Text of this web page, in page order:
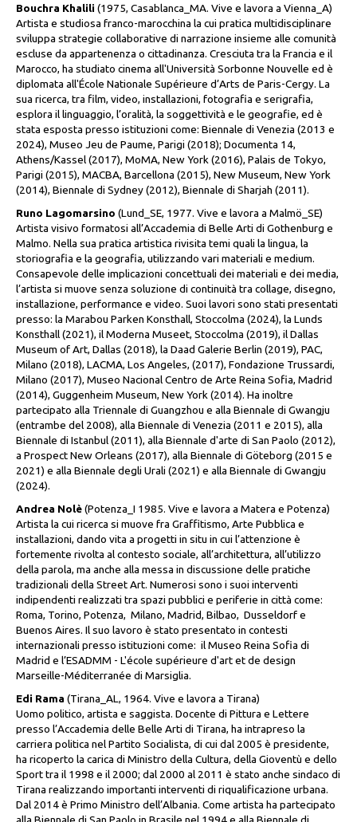
Bouchra Khalili (1975, Casablanca_MA. Vive e lavora a Vienna_A)
Artista e studiosa franco-marocchina la cui pratica multidisciplinare
sviluppa strategie collaborative di narrazione insieme alle comunità
escluse da appartenenza o cittadinanza. Cresciuta tra la Francia e il
Marocco, ha studiato cinema all'Università Sorbonne Nouvelle ed è
diplomata all'École Nationale Supérieure d’Arts de Paris-Cergy. La
sua ricerca, tra film, video, installazioni, fotografia e serigrafia,
esplora il linguaggio, l’oralità, la soggettività e le geografie, ed è
stata esposta presso istituzioni come: Biennale di Venezia (2013 e
2024), Museo Jeu de Paume, Parigi (2018); Documenta 14,
Athens/Kassel (2017), MoMA, New York (2016), Palais de Tokyo,
Parigi (2015), MACBA, Barcellona (2015), New Museum, New York
(2014), Biennale di Sydney (2012), Biennale di Sharjah (2011).
Runo Lagomarsino (Lund_SE, 1977. Vive e lavora a Malmö_SE)
Artista visivo formatosi all’Accademia di Belle Arti di Gothenburg e
Malmo. Nella sua pratica artistica rivisita temi quali la lingua, la
storiografia e la geografia, utilizzando vari materiali e medium.
Consapevole delle implicazioni concettuali dei materiali e dei media,
l’artista si muove senza soluzione di continuità tra collage, disegno,
installazione, performance e video. Suoi lavori sono stati presentati
presso: la Marabou Parken Konsthall, Stoccolma (2024), la Lunds
Konsthall (2021), il Moderna Museet, Stoccolma (2019), il Dallas
Museum of Art, Dallas (2018), la Daad Galerie Berlin (2019), PAC,
Milano (2018), LACMA, Los Angeles, (2017), Fondazione Trussardi,
Milano (2017), Museo Nacional Centro de Arte Reina Sofia, Madrid
(2014), Guggenheim Museum, New York (2014). Ha inoltre
partecipato alla Triennale di Guangzhou e alla Biennale di Gwangju
(entrambe del 2008), alla Biennale di Venezia (2011 e 2015), alla
Biennale di Istanbul (2011), alla Biennale d'arte di San Paolo (2012),
a Prospect New Orleans (2017), alla Biennale di Göteborg (2015 e
2021) e alla Biennale degli Urali (2021) e alla Biennale di Gwangju
(2024).
Andrea Nolè(Potenza_I 1985. Vive e lavora a Matera e Potenza)
Artista la cui ricerca si muove fra Graffitismo, Arte Pubblica e
installazioni, dando vita a progetti in situ in cui l’attenzione è
fortemente rivolta al contesto sociale, all’architettura, all’utilizzo
della parola, ma anche alla messa in discussione delle pratiche
tradizionali della Street Art. Numerosi sono i suoi interventi
indipendenti realizzati tra spazi pubblici e periferie in città come:
Roma, Torino, Potenza, Milano, Madrid, Bilbao, Dusseldorf e
Buenos Aires. Il suo lavoro è stato presentato in contesti
internazionali presso istituzioni come: il Museo Reina Sofia di
Madrid e l’ESADMM - L'école supérieure d'art et de design
Marseille-Méditerranée di Marsiglia.
Edi Rama (Tirana_AL, 1964. Vive e lavora a Tirana)
Uomo politico, artista e saggista. Docente di Pittura e Lettere
presso l’Accademia delle Belle Arti di Tirana, ha intrapreso la
carriera politica nel Partito Socialista, di cui dal 2005 è presidente,
ha ricoperto la carica di Ministro della Cultura, della Gioventù e dello
Sport tra il 1998 e il 2000; dal 2000 al 2011 è stato anche sindaco di
Tirana realizzando importanti interventi di riqualificazione urbana.
Dal 2014 è Primo Ministro dell’Albania. Come artista ha partecipato